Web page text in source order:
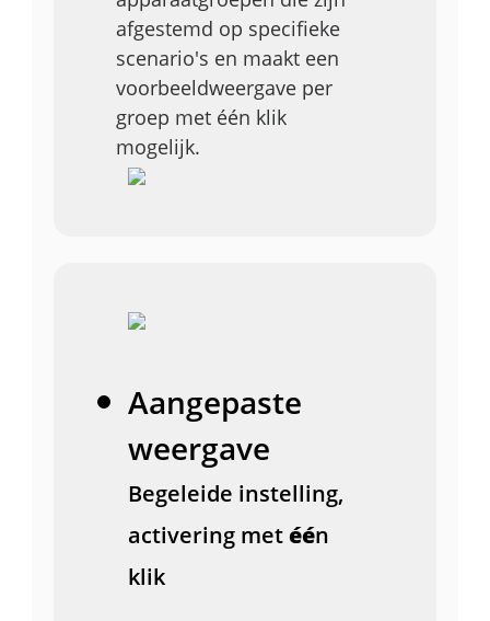
afgestemd op specifieke
scenario's en maakt een
voorbeeldweergave per
groep met één klik
mogelijk.
Aangepaste
weergave
Begeleide instelling,
activering metéén
klik